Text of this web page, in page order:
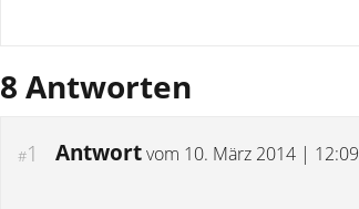
8 Antworten
#1 Antwortvom 10. März 2014 | 12:09